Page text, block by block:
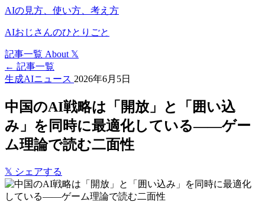
AIの見方、使い方、考え方
AIおじさんのひとりごと
記事一覧 About 𝕏
← 記事一覧
生成AIニュース 2026年6月5日
中国のAI戦略は「開放」と「囲い込
み」を同時に最適化している――ゲー
ム理論で読む二面性
𝕏 シェアする